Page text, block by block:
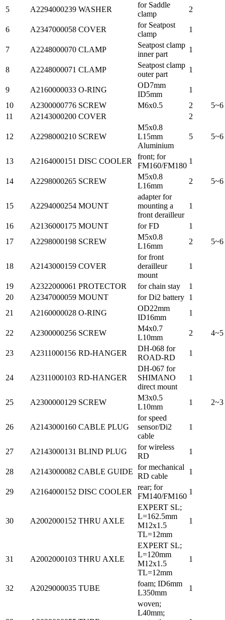
5 A2294000239 WASHER
for Saddle
clamp
2
6 A2347000058 COVER
for Seatpost
clamp
1
7 A2248000070 CLAMP
Seatpost clamp
inner part
1
8 A2248000071 CLAMP
Seatpost clamp
outer part
1
9 A2160000033 O-RING
OD7mm
ID5mm
1
10
A2300000776 SCREW M6x0.5 2
5~6
11
A2143000200 COVER 2
12 A2298000210 SCREW
M5x0.8
L15mm
Aluminium
5 5~6
13 A2164000151 DISC COOLER
front; for
FM160/FM180
1
14 A2298000265 SCREW
M5x0.8
L16mm
2 5~6
15 A2294000254 MOUNT
adapter for
mounting a
front derailleur
1
16 A2136000175 MOUNT for FD
1
17
A2298000198 SCREW
M5x0.8
L16mm
2 5~6
18 A2143000159 COVER
for front
derailleur
mount
1
19 A2322000061 PROTECTOR for chain stay
1
20
A2347000059 MOUNT for Di2 battery 1
21
A2160000028 O-RING
OD22mm
ID16mm
1
22 A2300000256 SCREW
M4x0.7
L10mm
2 4~5
23 A2311000156 RD-HANGER
DH-068 for
ROAD-RD
1
24 A2311000103 RD-HANGER
DH-067 for
SHIMANO
direct mount
1
25 A2300000129 SCREW
M3x0.5
L10mm
1 2~3
26 A2143000160 CABLE PLUG
for speed
sensor/Di2
cable
1
27 A2143000131 BLIND PLUG
for wireless
RD
1
28 A2143000082 CABLE GUIDE
for mechanical
RD cable
1
29 A2164000152 DISC COOLER
rear; for
FM140/FM160
1
30 A2002000152 THRU AXLE
EXPERT SL;
L=162.5mm
M12x1.5
TL=12mm
1
31 A2002000103 THRU AXLE
EXPERT SL;
L=120mm
M12x1.5
TL=12mm
1
32 A2029000035 TUBE
foam; ID6mm
L350mm
1
woven;
L40mm;